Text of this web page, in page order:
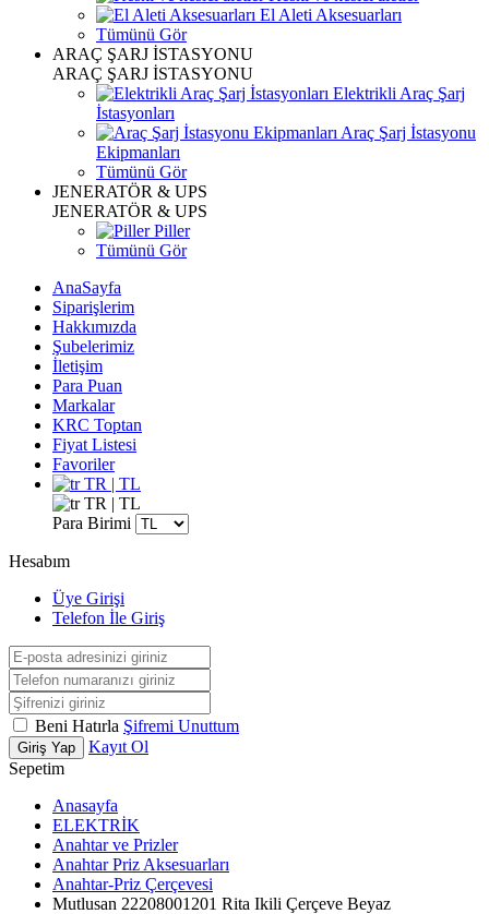
El Aleti Aksesuarları
Tümünü Gör
ARAÇ ŞARJ İSTASYONU
ARAÇ ŞARJ İSTASYONU
Elektrikli Araç Şarj
İstasyonları
Araç Şarj İstasyonu
Ekipmanları
Tümünü Gör
JENERATÖR & UPS
JENERATÖR & UPS
Piller
Tümünü Gör
AnaSayfa
Siparişlerim
Hakkımızda
Şubelerimiz
İletişim
Para Puan
Markalar
KRC Toptan
Fiyat Listesi
Favoriler
TR | TL
TR | TL
Para Birimi
Hesabım
Üye Girişi
Telefon İle Giriş
Beni Hatırla Şifremi Unuttum
Giriş Yap
Kayıt Ol
Sepetim
Anasayfa
ELEKTRİK
Anahtar ve Prizler
Anahtar Priz Aksesuarları
Anahtar-Priz Çerçevesi
Mutlusan 22208001201 Rita Ikili Çerçeve Beyaz